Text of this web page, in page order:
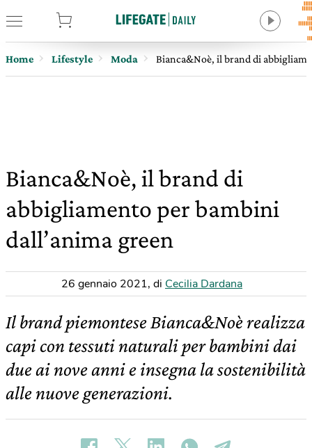
Home Lifestyle Moda Bianca&Noè, il brand di
Bianca&Noè, il brand di
abbigliamento per bambini
dall’anima green
26 gennaio 2021, di Cecilia Dardana
Il brand piemontese Bianca&Noè realizza
capi con tessuti naturali per bambini dai
due ai nove anni e insegna la sostenibilità
alle nuove generazioni.